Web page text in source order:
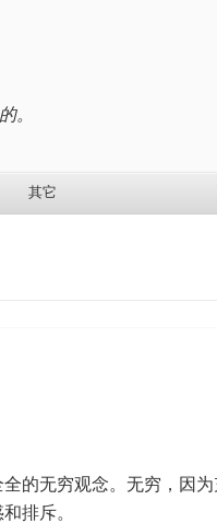
。
其它
的无穷观念。无穷，因
排斥。